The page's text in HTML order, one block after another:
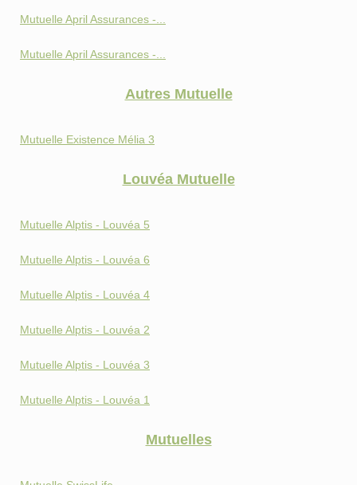
Mutuelle April Assurances -...
Mutuelle April Assurances -...
Autres Mutuelle
Mutuelle Existence Mélia 3
Louvéa Mutuelle
Mutuelle Alptis - Louvéa 5
Mutuelle Alptis - Louvéa 6
Mutuelle Alptis - Louvéa 4
Mutuelle Alptis - Louvéa 2
Mutuelle Alptis - Louvéa 3
Mutuelle Alptis - Louvéa 1
Mutuelles